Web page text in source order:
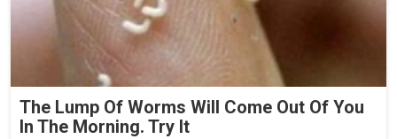
The Lump Of Worms Will Come Out Of You
In The Morning. Try It